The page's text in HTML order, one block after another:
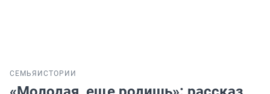
СЕМЬЯ ИСТОРИИ